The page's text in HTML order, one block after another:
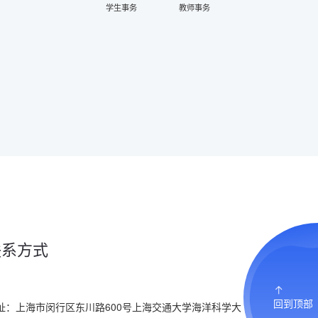
学生事务 教师事务
方式
：上海市闵行区东川路600号上海交通大学海洋科学大 回到顶部